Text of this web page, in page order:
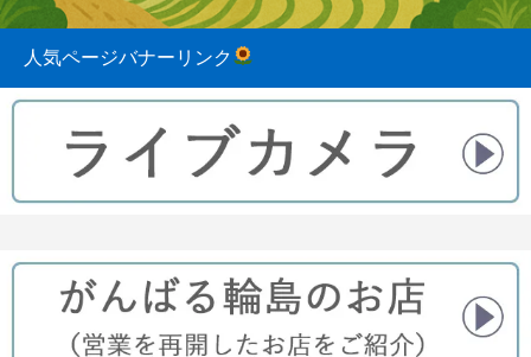
2023.08.31
人気ページバナーリンク